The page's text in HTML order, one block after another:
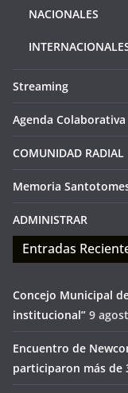
NACIONALES
Streaming
Agenda Colaborativa
COMUNIDAD RADIAL
Memoria
ADMINISTRAR
Entradas
Concejo Municipal
institucional” 9
Encuentro de
participaron más de